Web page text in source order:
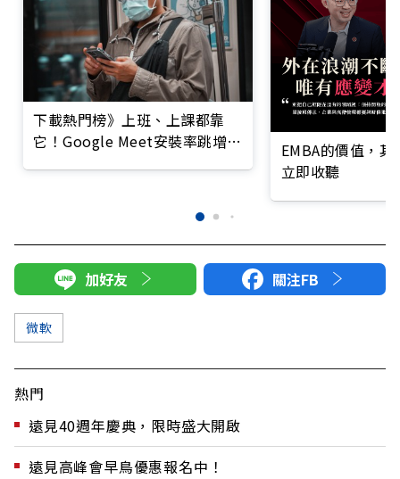
下載熱門榜》上班、上課都靠
它！Google Meet安裝率跳增
EMBA的價值，
立即收聽
加好友 關注FB
微軟
熱門
遠見40週年慶典，限時盛大開啟
遠見高峰會早鳥優惠報名中！